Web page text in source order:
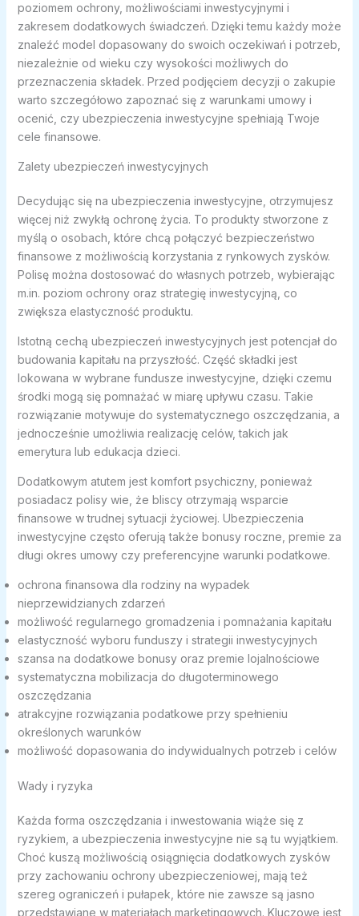
poziomem ochrony, możliwościami inwestycyjnymi i
zakresem dodatkowych świadczeń. Dzięki temu każdy może
znaleźć model dopasowany do swoich oczekiwań i potrzeb,
niezależnie od wieku czy wysokości możliwych do
przeznaczenia składek. Przed podjęciem decyzji o zakupie
warto szczegółowo zapoznać się z warunkami umowy i
ocenić, czy ubezpieczenia inwestycyjne spełniają Twoje
cele finansowe.
Zalety ubezpieczeń inwestycyjnych
Decydując się na ubezpieczenia inwestycyjne, otrzymujesz
więcej niż zwykłą ochronę życia. To produkty stworzone z
myślą o osobach, które chcą połączyć bezpieczeństwo
finansowe z możliwością korzystania z rynkowych zysków.
Polisę można dostosować do własnych potrzeb, wybierając
m.in. poziom ochrony oraz strategię inwestycyjną, co
zwiększa elastyczność produktu.
Istotną cechą ubezpieczeń inwestycyjnych jest potencjał do
budowania kapitału na przyszłość. Część składki jest
lokowana w wybrane fundusze inwestycyjne, dzięki czemu
środki mogą się pomnażać w miarę upływu czasu. Takie
rozwiązanie motywuje do systematycznego oszczędzania, a
jednocześnie umożliwia realizację celów, takich jak
emerytura lub edukacja dzieci.
Dodatkowym atutem jest komfort psychiczny, ponieważ
posiadacz polisy wie, że bliscy otrzymają wsparcie
finansowe w trudnej sytuacji życiowej. Ubezpieczenia
inwestycyjne często oferują także bonusy roczne, premie za
długi okres umowy czy preferencyjne warunki podatkowe.
ochrona finansowa dla rodziny na wypadek
nieprzewidzianych zdarzeń
możliwość regularnego gromadzenia i pomnażania kapitału
elastyczność wyboru funduszy i strategii inwestycyjnych
szansa na dodatkowe bonusy oraz premie lojalnościowe
systematyczna mobilizacja do długoterminowego
oszczędzania
atrakcyjne rozwiązania podatkowe przy spełnieniu
określonych warunków
możliwość dopasowania do indywidualnych potrzeb i celów
Wady i ryzyka
Każda forma oszczędzania i inwestowania wiąże się z
ryzykiem, a ubezpieczenia inwestycyjne nie są tu wyjątkiem.
Choć kuszą możliwością osiągnięcia dodatkowych zysków
przy zachowaniu ochrony ubezpieczeniowej, mają też
szereg ograniczeń i pułapek, które nie zawsze są jasno
przedstawiane w materiałach marketingowych. Kluczowe jest